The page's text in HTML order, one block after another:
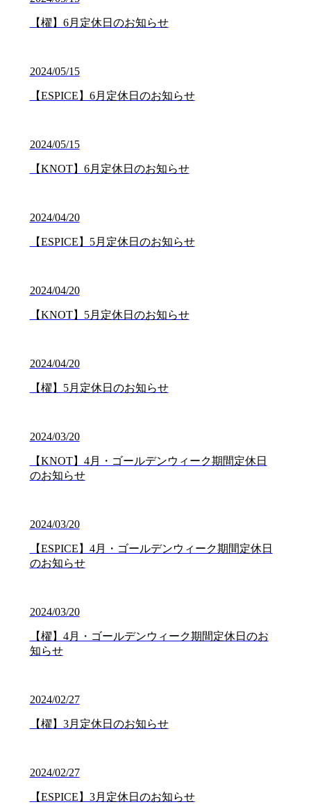
【櫂】6月定休日のお知らせ
2024/05/15
【ESPICE】6月定休日のお知らせ
2024/05/15
【KNOT】6月定休日のお知らせ
2024/04/20
【ESPICE】5月定休日のお知らせ
2024/04/20
【KNOT】5月定休日のお知らせ
2024/04/20
【櫂】5月定休日のお知らせ
2024/03/20
【KNOT】4月・ゴールデンウィーク期間定休日
のお知らせ
2024/03/20
【ESPICE】4月・ゴールデンウィーク期間定休日
のお知らせ
2024/03/20
【櫂】4月・ゴールデンウィーク期間定休日のお
知らせ
2024/02/27
【櫂】3月定休日のお知らせ
2024/02/27
【ESPICE】3月定休日のお知らせ